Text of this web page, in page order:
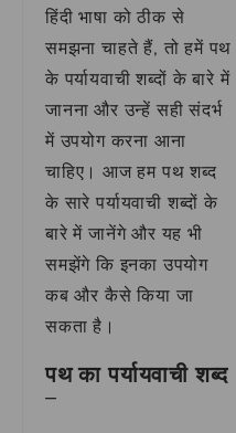
हिंदी भाषा को ठीक से
समझना चाहते हैं, तो हमें पथ
के पर्यायवाची शब्दों के बारे में
जानना और उन्हें सही संदर्भ
में उपयोग करना आना
चाहिए। आज हम पथ शब्द
के सारे पर्यायवाची शब्दों के
बारे में जानेंगे और यह भी
समझेंगे कि इनका उपयोग
कब और कैसे किया जा
सकता है।
पथ का पर्यायवाची शब्द
–